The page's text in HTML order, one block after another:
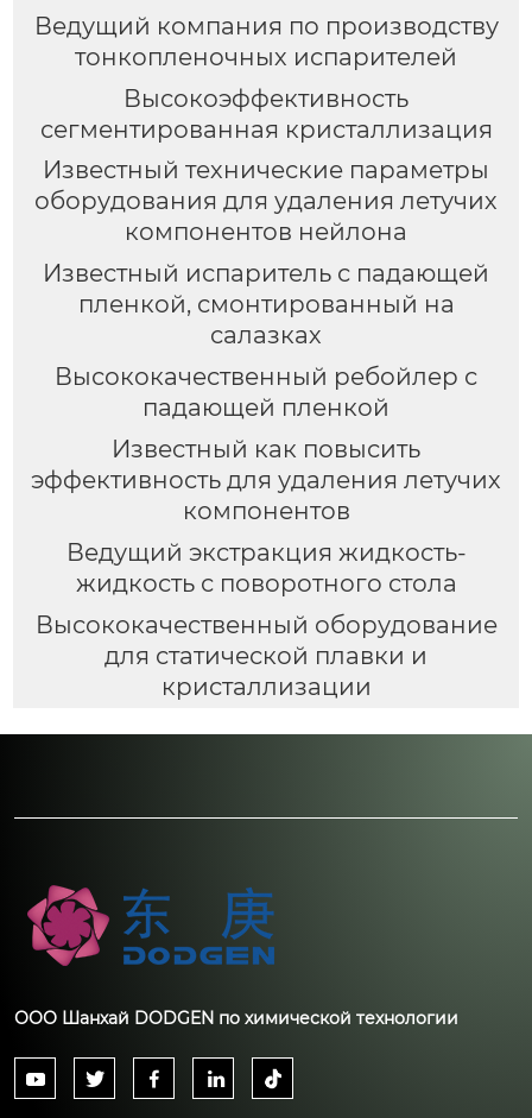
Ведущий компания по производству
тонкопленочных испарителей
Высокоэффективность
сегментированная кристаллизация
Известный технические параметры
оборудования для удаления летучих
компонентов нейлона
Известный испаритель с падающей
пленкой, смонтированный на
салазках
Высококачественный ребойлер с
падающей пленкой
Известный как повысить
эффективность для удаления летучих
компонентов
Ведущий экстракция жидкость-
жидкость с поворотного стола
Высококачественный оборудование
для статической плавки и
кристаллизации
ООО Шанхай DODGEN по химической технологии
    